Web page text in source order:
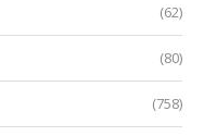
(62)
(80)
(758)